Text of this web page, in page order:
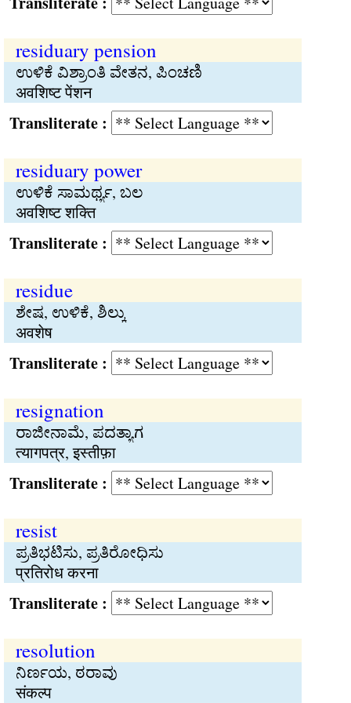
residuary pension
ಉಳಿಕೆ ವಿಶ್ರಾಂತಿ ವೇತನ, ಪಿಂಚಣಿ
अवशिष्ट पेंशन
:
residuary power
ಉಳಿಕೆ ಸಾಮರ್ಥ್ಯ, ಬಲ
अवशिष्ट शक्ति
:
residue
ಶೇಷ, ಉಳಿಕೆ, ಶಿಲ್ಕು
अवशेष
:
resignation
ರಾಜೀನಾಮೆ, ಪದತ್ಯಾಗ
त्यागपत्र, इस्तीफ़ा
:
resist
ಪ್ರತಿಭಟಿಸು, ಪ್ರತಿರೋಧಿಸು
प्रतिरोध करना
:
resolution
ನಿರ್ಣಯ, ಠರಾವು
संकल्प